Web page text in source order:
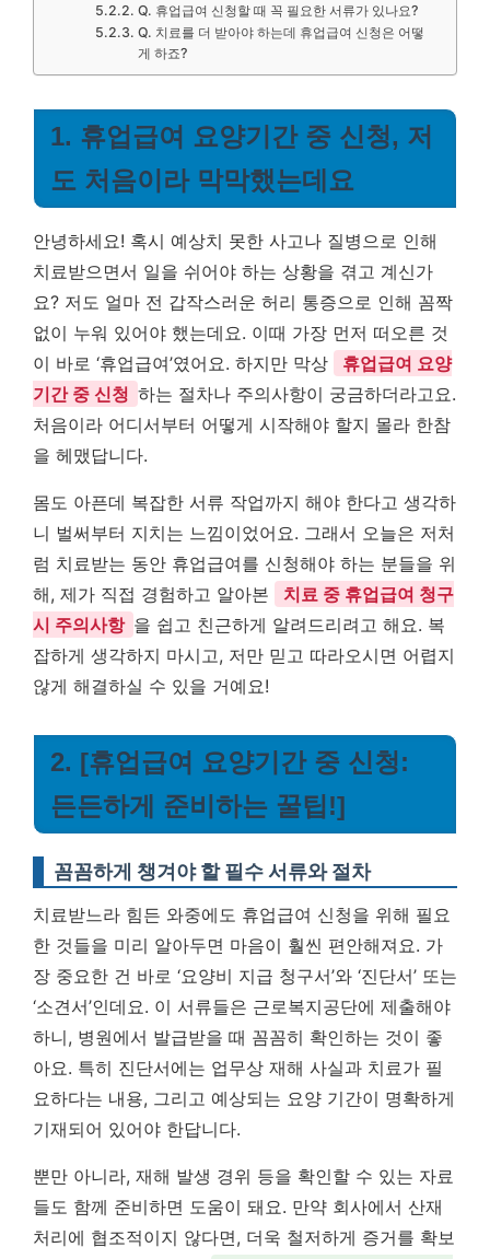
Q. 휴업급여 신청할 때 꼭 필요한 서류가 있나요?
Q. 치료를 더 받아야 하는데 휴업급여 신청은 어떻
게 하죠?
1. 휴업급여 요양기간 중 신청, 저
도 처음이라 막막했는데요
안녕하세요! 혹시 예상치 못한 사고나 질병으로 인해
치료받으면서 일을 쉬어야 하는 상황을 겪고 계신가
요? 저도 얼마 전 갑작스러운 허리 통증으로 인해 꼼짝
없이 누워 있어야 했는데요. 이때 가장 먼저 떠오른 것
이 바로 ‘휴업급여’였어요. 하지만 막상
휴업급여 요양
기간 중 신청 하는 절차나 주의사항이 궁금하더라고요.
처음이라 어디서부터 어떻게 시작해야 할지 몰라 한참
을 헤맸답니다.
몸도 아픈데 복잡한 서류 작업까지 해야 한다고 생각하
니 벌써부터 지치는 느낌이었어요. 그래서 오늘은 저처
럼 치료받는 동안 휴업급여를 신청해야 하는 분들을 위
해, 제가 직접 경험하고 알아본
치료 중 휴업급여 청구
시 주의사항 을 쉽고 친근하게 알려드리려고 해요. 복
잡하게 생각하지 마시고, 저만 믿고 따라오시면 어렵지
않게 해결하실 수 있을 거예요!
2. [휴업급여 요양기간 중 신청:
든든하게 준비하는 꿀팁!]
꼼꼼하게 챙겨야 할 필수 서류와 절차
치료받느라 힘든 와중에도 휴업급여 신청을 위해 필요
한 것들을 미리 알아두면 마음이 훨씬 편안해져요. 가
장 중요한 건 바로 ‘요양비 지급 청구서’와 ‘진단서’ 또는
‘소견서’인데요. 이 서류들은 근로복지공단에 제출해야
하니, 병원에서 발급받을 때 꼼꼼히 확인하는 것이 좋
아요. 특히 진단서에는 업무상 재해 사실과 치료가 필
요하다는 내용, 그리고 예상되는 요양 기간이 명확하게
기재되어 있어야 한답니다.
뿐만 아니라, 재해 발생 경위 등을 확인할 수 있는 자료
들도 함께 준비하면 도움이 돼요. 만약 회사에서 산재
처리에 협조적이지 않다면, 더욱 철저하게 증거를 확보